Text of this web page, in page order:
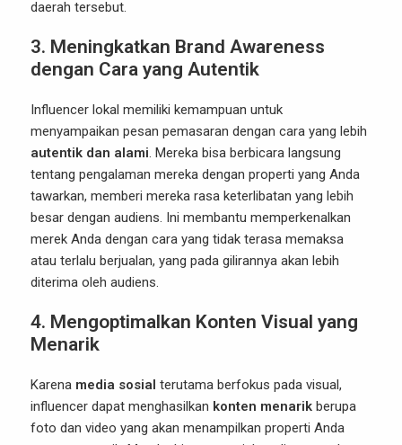
daerah tersebut.
3. Meningkatkan Brand Awareness
dengan Cara yang Autentik
Influencer lokal memiliki kemampuan untuk
menyampaikan pesan pemasaran dengan cara yang lebih
autentik dan alami. Mereka bisa berbicara langsung
tentang pengalaman mereka dengan properti yang Anda
tawarkan, memberi mereka rasa keterlibatan yang lebih
besar dengan audiens. Ini membantu memperkenalkan
merek Anda dengan cara yang tidak terasa memaksa
atau terlalu berjualan, yang pada gilirannya akan lebih
diterima oleh audiens.
4. Mengoptimalkan Konten Visual yang
Menarik
Karena media sosial terutama berfokus pada visual,
influencer dapat menghasilkan konten menarik berupa
foto dan video yang akan menampilkan properti Anda